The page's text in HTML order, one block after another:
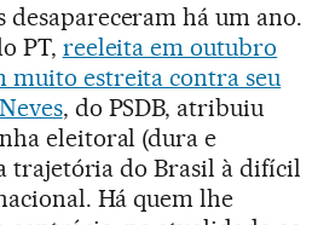
desapareceram há um ano.
PT, reeleita em outubro
muito estreita contra seu
, do PSDB, atribuiu
eleitoral (dura e
trajetória do Brasil à difícil
Há quem lhe